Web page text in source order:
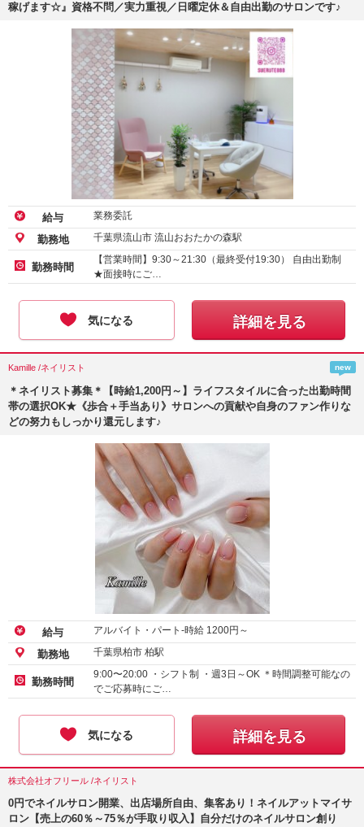
稼げます☆』資格不問／実力重視／日曜定休＆自由出勤のサロンです♪
給与 業務委託
勤務地 千葉県流山市 流山おおたかの森駅
勤務時間
【営業時間】9:30～21:30（最終受付19:30） 自由出勤制
★面接時にご…
気になる 詳細を見る
Kamille /ネイリスト new
＊ネイリスト募集＊【時給1,200円～】ライフスタイルに合った出勤時間
帯の選択OK★《歩合＋手当あり》サロンへの貢献や自身のファン作りな
どの努力もしっかり還元します♪
給与 アルバイト・パート-時給 1200円～
勤務地 千葉県柏市 柏駅
勤務時間
9:00〜20:00 ・シフト制 ・週3日～OK ＊時間調整可能なの
でご応募時にご…
気になる 詳細を見る
株式会社オフリール /ネイリスト
0円でネイルサロン開業、出店場所自由、集客あり！ネイルアットマイサ
ロン【売上の60％～75％が手取り収入】自分だけのネイルサロン創り